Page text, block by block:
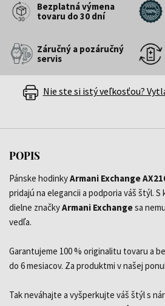
Bezplatná výmena
tovaru do 30 dní
Záručný a pozáručný
servis
Nie ste si istý veľkosťou?
POPIS
Pánske hodinkyArmani Exchange
pridajú na elegancii a podporia váš štýl.
dielne značkyArmani Exchangesa
vedľa.
Garantujeme 100 % originalitu tovaru a
do 6 mesiacov. Za produktmi v našej
Tak neváhajte a vyšperkujte váš štýl s